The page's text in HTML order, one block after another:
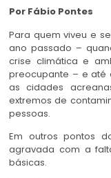
Por Fábio Pontes
Para quem viveu e
ano passado –
crise climática e
preocupante – e até
as cidades
extremos de
pessoas.
Em outros pontos
agravada com a
básicas.